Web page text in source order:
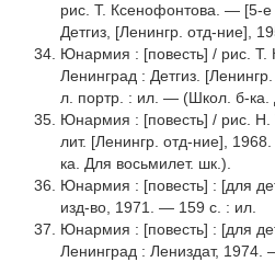
рис. Т. Ксенофонтова. — [5-
Детгиз, [Ленингр. отд-ние],
Юнармия : [повесть] / рис.
Ленинград : Детгиз.
л. портр. : ил. — (Школ. б-ка.
Юнармия : [повесть] / рис.
лит. [Ленингр. отд-ние],
ка. Для восьмилет. шк.).
Юнармия : [повесть] : [для
изд-во, 1971. — 159 с. : ил.
Юнармия : [повесть] : [для
Ленинград : Лениздат, 1974.